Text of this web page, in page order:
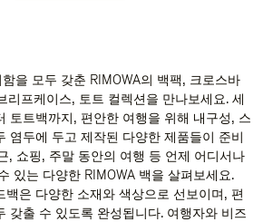
을 모두 갖춘 RIMOWA의 백팩, 크로스바
리프케이스, 토트 컬렉션을 만나보세요. 세
토트백까지, 편안한 여행을 위해 내구성, 스
염두에 두고 제작된 다양한 제품들이 준비
, 쇼핑, 주말 동안의 여행 등 언제 어디서나
있는 다양한 RIMOWA 백을 살펴보세요.
백은 다양한 소재와 색상으로 선보이며, 편
갖출 수 있도록 완성됩니다. 여행자와 비즈